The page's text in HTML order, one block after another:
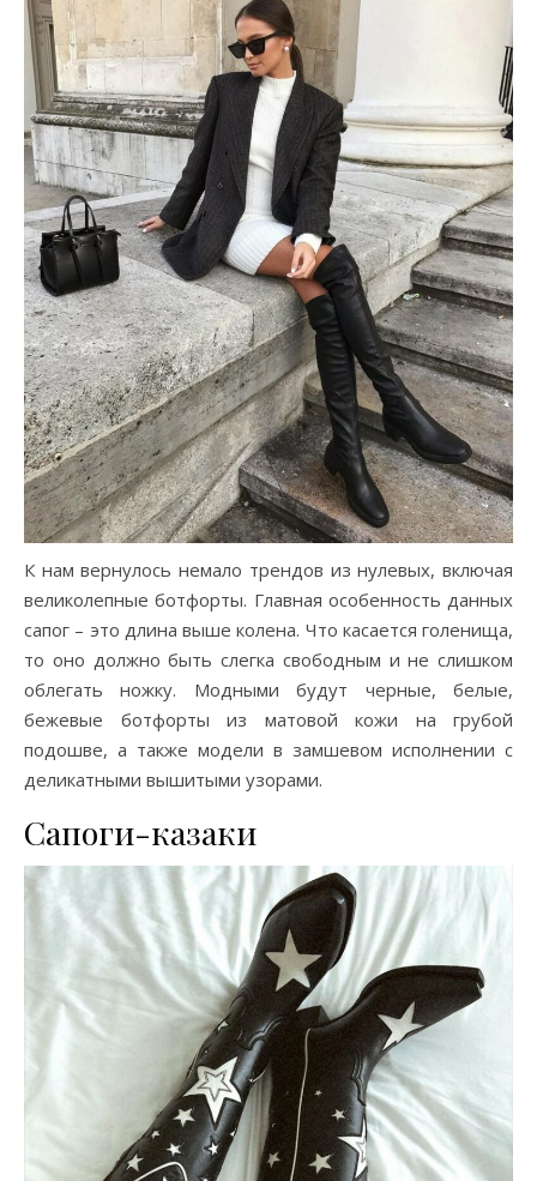
К нам вернулось немало трендов из нулевых, включая
великолепные ботфорты. Главная особенность данных
сапог – это длина выше колена. Что касается голенища,
то оно должно быть слегка свободным и не слишком
облегать ножку. Модными будут черные, белые,
бежевые ботфорты из матовой кожи на грубой
подошве, а также модели в замшевом исполнении с
деликатными вышитыми узорами.
Сапоги-казаки